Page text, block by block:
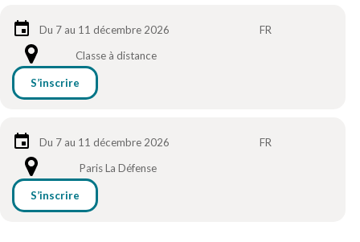
Du 7 au 11 décembre 2026
FR
Classe à distance
S’inscrire
Du 7 au 11 décembre 2026
FR
Paris La Défense
S’inscrire